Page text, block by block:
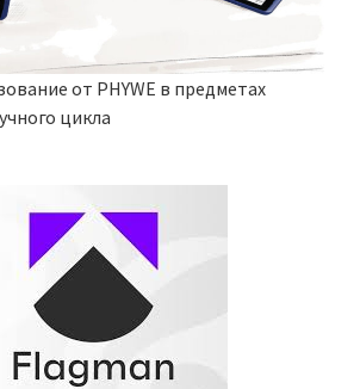
от PHYWE в предметах
цикла